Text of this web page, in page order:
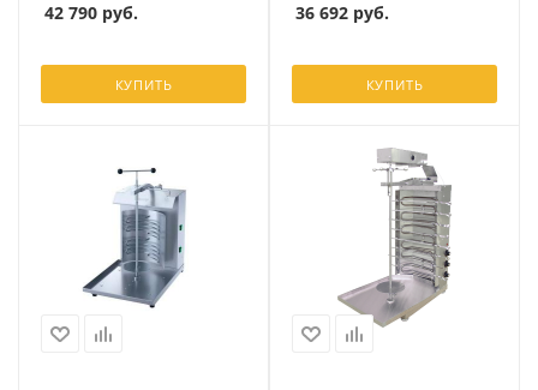
42 790 руб.
КУПИТЬ
36 692 руб.
КУПИТЬ